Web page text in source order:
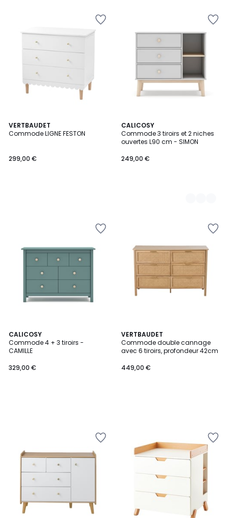
VERTBAUDET
Commode LIGNE FESTON
299,00 €
CALICOSY
Commode 3 tiroirs et 2 niches
ouvertes L90 cm - SIMON
249,00 €
2
Couleurs
CALICOSY
Commode 4 + 3 tiroirs -
CAMILLE
329,00 €
VERTBAUDET
Commode double cannage
avec 6 tiroirs, profondeur 42cm
449,00 €